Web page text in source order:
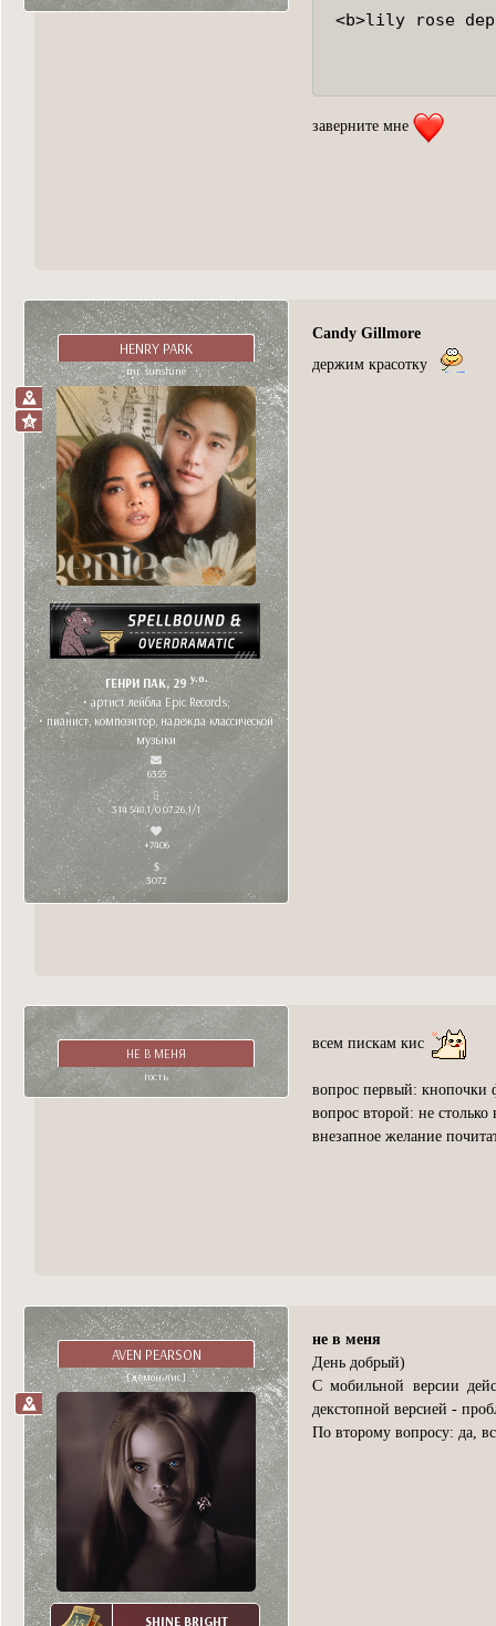
<b>lily rose
заверните мне
HENRY PARK
mr. sunshine
ГЕНРИ ПАК, 29 y.o.
• артист лейбла Epic Records;
• пианист, композитор, надежда классической
музыки
6355
314 548,1/0 07.26,1/1
+7406
3072
Candy Gillmore
держим красотку
НЕ В МЕНЯ
гость
всем пискам кис
вопрос первый: кнопочки
вопрос второй: не столько
внезапное желание
AVEN PEARSON
[демон-лис]
SHINE BRIGHT
не в меня
День добрый)
С мобильной версии
декстопной версией -
По второму вопросу: да,